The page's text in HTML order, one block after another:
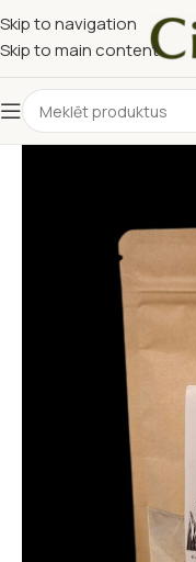
Skip to navigation
Skip to main content